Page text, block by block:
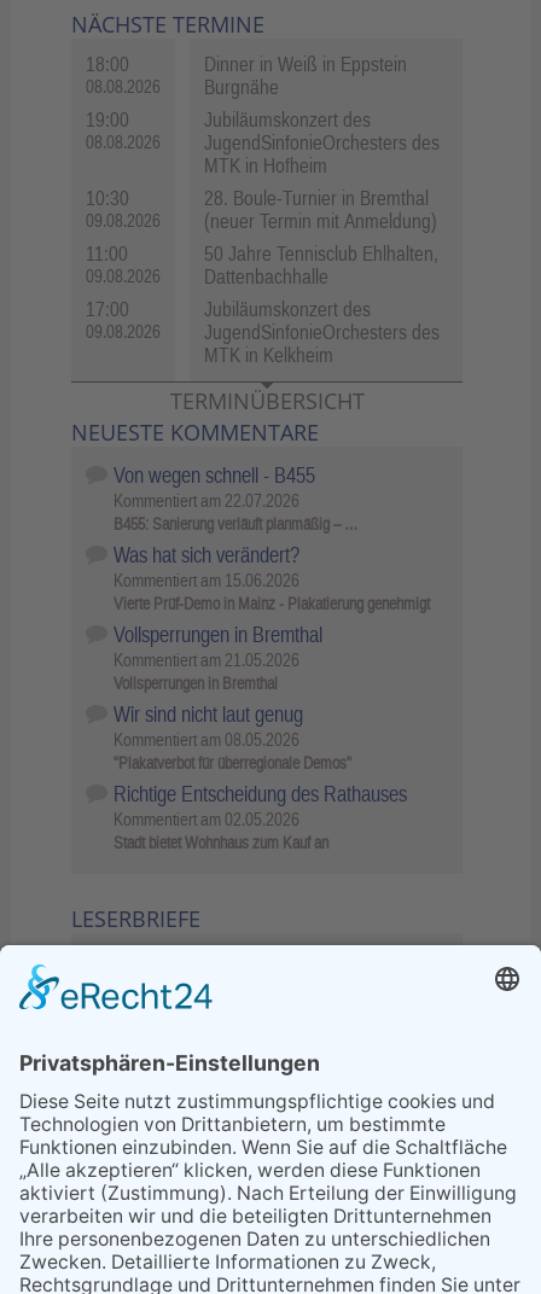
NÄCHSTE TERMINE
18:00
08.08.2026
Dinner in Weiß in Eppstein
Burgnähe
19:00
08.08.2026
Jubiläumskonzert des
JugendSinfonieOrchesters des
MTK in Hofheim
10:30
09.08.2026
28. Boule-Turnier in Bremthal
(neuer Termin mit Anmeldung)
11:00
09.08.2026
50 Jahre Tennisclub Ehlhalten,
Dattenbachhalle
17:00
09.08.2026
Jubiläumskonzert des
JugendSinfonieOrchesters des
MTK in Kelkheim
TERMINÜBERSICHT
NEUESTE KOMMENTARE
Von wegen schnell - B455
Kommentiert am 22.07.2026
B455: Sanierung verläuft planmäßig – …
Was hat sich verändert?
Kommentiert am 15.06.2026
Vierte Prüf-Demo in Mainz - Plakatierung genehmigt
Vollsperrungen in Bremthal
Kommentiert am 21.05.2026
Vollsperrungen in Bremthal
Wir sind nicht laut genug
Kommentiert am 08.05.2026
"Plakatverbot für überregionale Demos"
Richtige Entscheidung des Rathauses
Kommentiert am 02.05.2026
Stadt bietet Wohnhaus zum Kauf an
LESERBRIEFE
Sperrung B455: Kleiner
Grenzverkehr statt weite Wege
21.04.2026
Wenn Bahn-Computer nicht
miteinander kommunizieren
11.03.2026
"Plakatverbot für überregionale
Demos"
04.02.2026
Gelbe Tonne – Ein kleiner Blick
über den Tellerand